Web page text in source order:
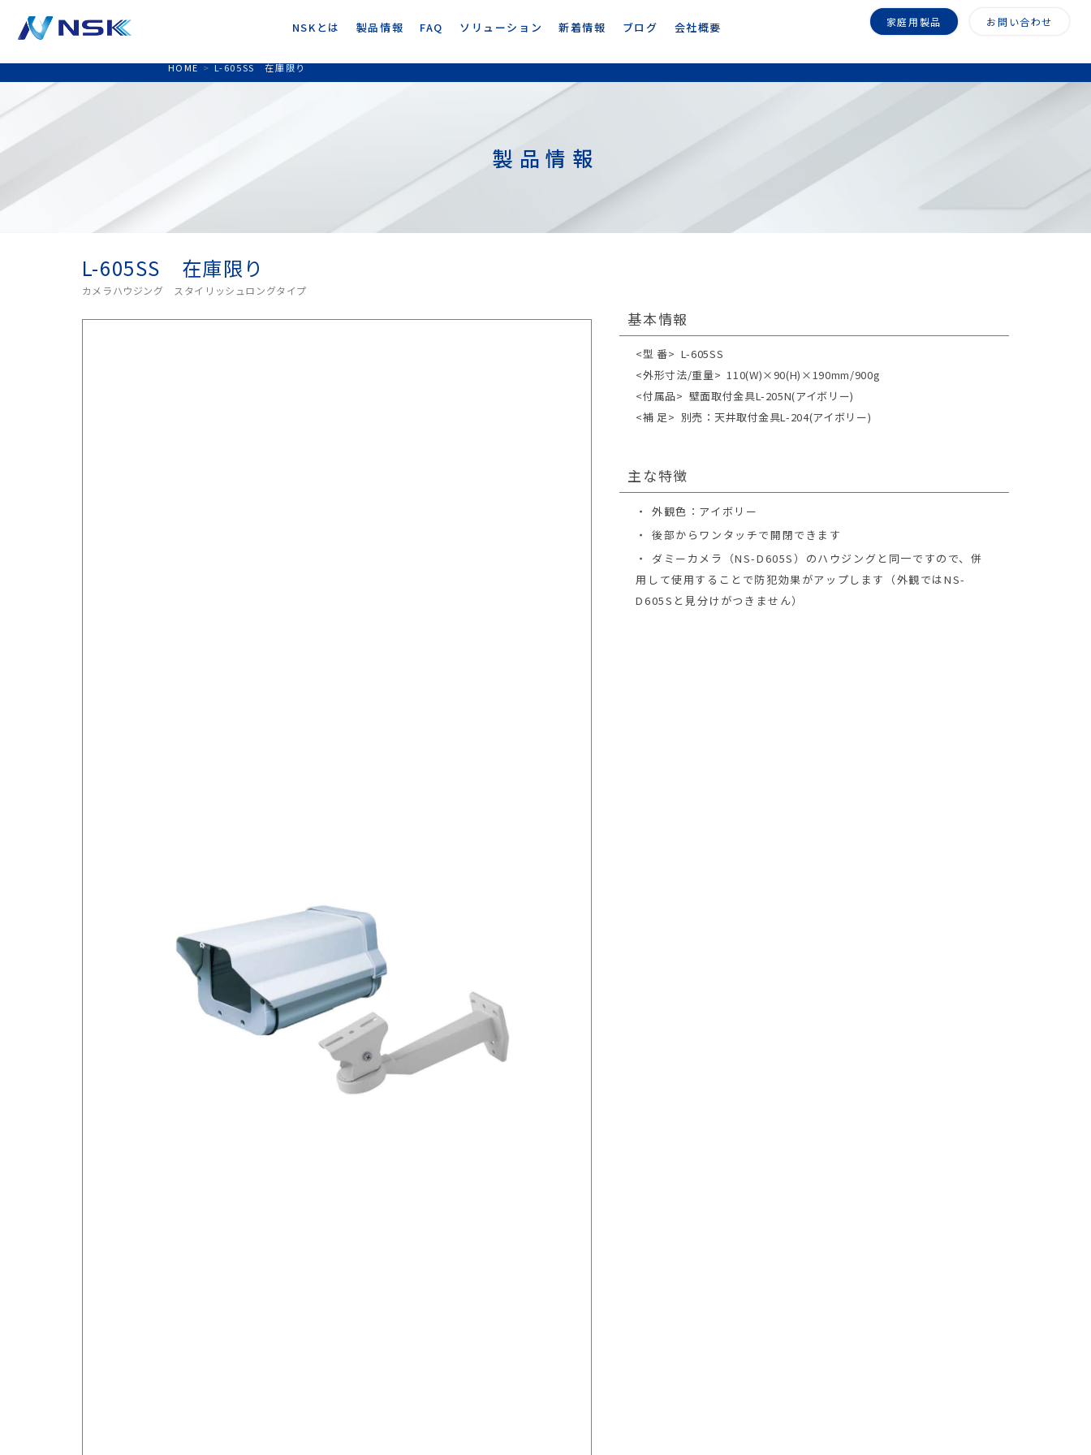
NSKとは 製品情報 FAQ ソリューション 新着情報 ブログ 会社概要 家庭用製品 お問い合わせ
HOME > L-605SS 在庫限り
製品情報
L-605SS 在庫限り
カメラハウジング スタイリッシュロングタイプ
基本情報
<型 番> L-605SS
<外形寸法/重量> 110(W)×90(H)×190mm/900g
<付属品> 壁面取付金具L-205N(アイボリー)
<補 足> 別売：天井取付金具L-204(アイボリー)
主な特徴
外観色：アイボリー
後部からワンタッチで開閉できます
ダミーカメラ（NS-D605S）のハウジングと同一ですので、併
用して使用することで防犯効果がアップします（外観ではNS-
D605Sと見分けがつきません）